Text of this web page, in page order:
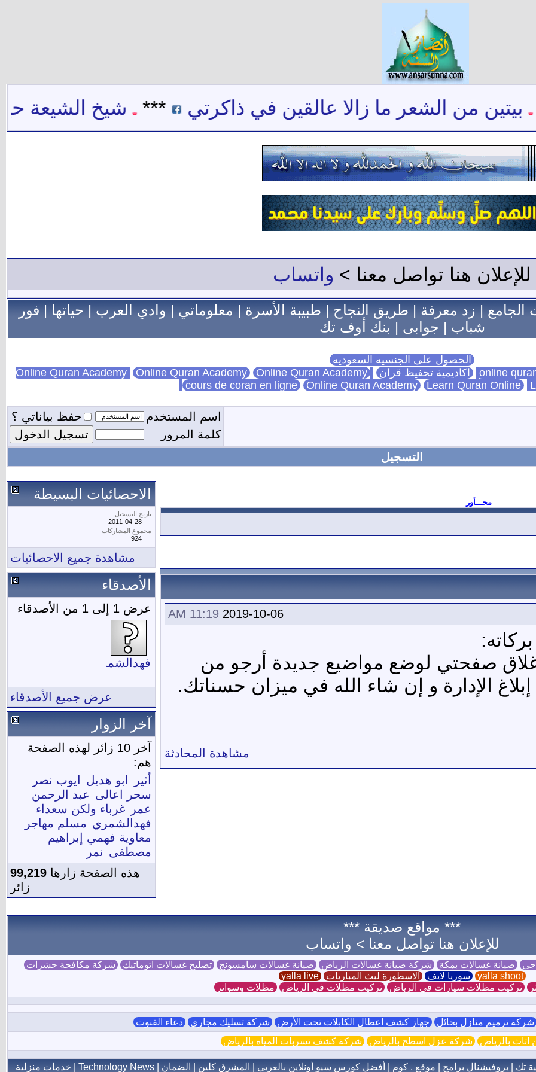
من الشعر ما زالا عالقين في ذاكرتي *** شيخ الشيعة
للإعلان هنا تواصل معنا > واتساب
الجامع|زد معرفة|طريق النجاح|طبيبة الأسرة|معلوماتي|وادي العرب|حياتها|فور
شباب | جوابى | بنك أوف تك
الحصول على الجنسيه السعوديه
اكاديمية تحفيظ قران Online Quran Academy Online Quran Academy
cours de coran en ligne Online Quran Academy Learn Quran Online
اسم المستخدم
حفظ بياناتي ؟
كلمة المرور
التسجيل
محـــأور
2019-10-06
11:19 AM
صفحتي لوضع مواضيع جديدة أرجو من
الإدارة و إن شاء الله في ميزان حسناتك.
مشاهدة المحادثة
الاحصائيات البسيطة
تاريخ التسجيل
2011-04-28
مجموع المشاركات
924
مشاهدة جميع الاحصائيات
الأصدقاء
عرض 1 إلى 1 من الأصدقاء
فهدالشمري
عرض جميع الأصدقاء
آخر الزوار
آخر 10 زائر لهذه الصفحة
هم:
أثير
ابو هديل
ايوب نصر
سحر اعالى عبد الرحمن
عمر
غرباء ولكن سعداء
فهدالشمري مسلم مهاجر
معاوية فهمي إبراهيم
مصطفى نمر
هذه الصفحة زارها 99,219
زائر
*** مواقع صديقة ***
للإعلان هنا تواصل معنا > واتساب
جي صيانة غسالات بمكة شركة صيانة غسالات الرياض صيانة غسالات سامسونج تصليح غسالات اتوماتيك شركة مكافحة حشرات
yalla shoot
سوريا لايف الاسطورة لبث المباريات yalla live
تركيب مظلات سيارات في الرياض تركيب مظلات في الرياض مظلات وسواتر
شركة ترميم منازل بحائل جهاز كشف اعطال الكابلات تحت الأرض شركة تسليك مجاري دعاء القنوت
بالرياض شركة عزل اسطح بالرياض شركة كشف تسربات المياه بالرياض
تك بروفيشنال برامج موقع . كوم أفضل كورس سيو أونلاين بالعربي المشرق كلين الضمان Technology News خدمات منزلية